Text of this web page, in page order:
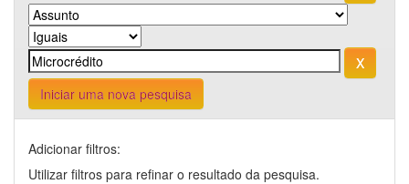
Iniciar uma nova pesquisa
Adicionar filtros:
Utilizar filtros para refinar o resultado da pesquisa.